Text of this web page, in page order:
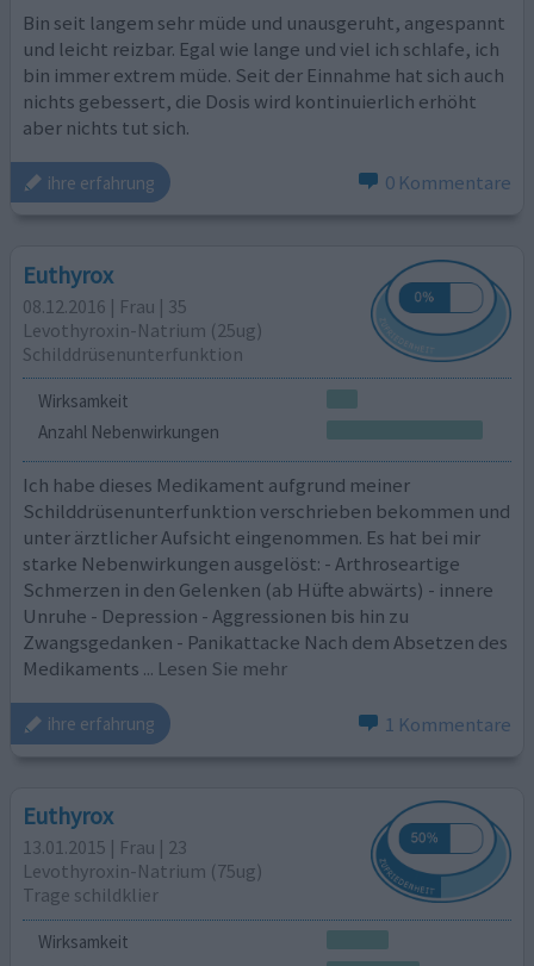
Bin seit langem sehr müde und unausgeruht, angespannt
und leicht reizbar. Egal wie lange und viel ich schlafe, ich
bin immer extrem müde. Seit der Einnahme hat sich auch
nichts gebessert, die Dosis wird kontinuierlich erhöht
aber nichts tut sich.
ihre erfahrung 0 Kommentare
Euthyrox
08.12.2016 | Frau | 35
Levothyroxin-Natrium (25ug)
Schilddrüsenunterfunktion
Wirksamkeit
Anzahl Nebenwirkungen
Ich habe dieses Medikament aufgrund meiner
Schilddrüsenunterfunktion verschrieben bekommen und
unter ärztlicher Aufsicht eingenommen. Es hat bei mir
starke Nebenwirkungen ausgelöst: - Arthroseartige
Schmerzen in den Gelenken (ab Hüfte abwärts) - innere
Unruhe - Depression - Aggressionen bis hin zu
Zwangsgedanken - Panikattacke Nach dem Absetzen des
Medikaments ... Lesen Sie mehr
ihre erfahrung 1 Kommentare
Euthyrox
13.01.2015 | Frau | 23
Levothyroxin-Natrium (75ug)
Trage schildklier
Wirksamkeit